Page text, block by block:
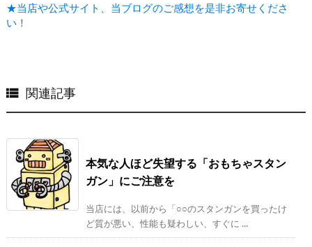
★当店や公式サイト、当ブログのご感想を是非お寄せくださ
い！
 関連記事
本気な人ほど失望する「おもちゃスタン
ガン」にご注意を
当店には、以前から「○○のスタンガンを買ったけ
ど質が悪い、性能も疑わしい、すぐに ...